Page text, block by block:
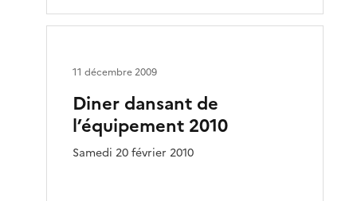
Diner dansant de
l’équipement 2010
Samedi 20 février 2010
11 décembre 2009